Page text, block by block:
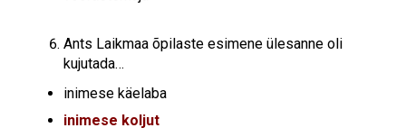
Ants Laikmaa õpilaste esimene ülesanne oli
kujutada…
inimese käelaba
inimese koljut